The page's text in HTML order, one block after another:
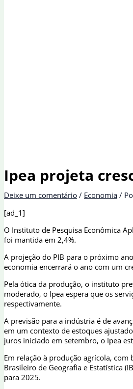
Ipea projeta
Deixe um comentário / Economia /
[ad_1]
O Instituto de Pesquisa Econômica
foi mantida em 2,4%.
A projeção do PIB para o próximo
economia encerrará o ano com um
Pela ótica da produção, o instituto
moderado, o Ipea espera que os
respectivamente.
A previsão para a indústria é de
em um contexto de estoques
juros iniciado em setembro, o Ipea
Em relação à produção agrícola,
Brasileiro de Geografia e Estatística
para 2025.